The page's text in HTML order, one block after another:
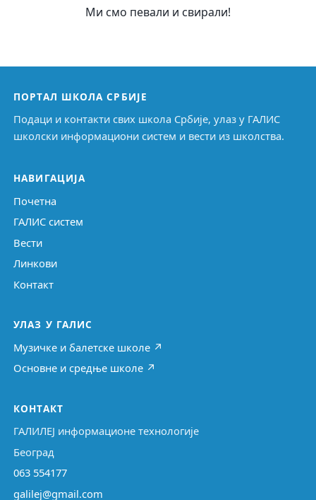
Ми смо певали и свирали!
ПОРТАЛ ШКОЛА СРБИЈЕ
Подаци и контакти свих школа Србије, улаз у ГАЛИС
школски информациони систем и вести из школства.
НАВИГАЦИЈА
Почетна
ГАЛИС систем
Вести
Линкови
Контакт
УЛАЗ У ГАЛИС
Музичке и балетске школе ↗
Основне и средње школе ↗
КОНТАКТ
ГАЛИЛЕЈ информационе технологије
Београд
063 554177
galilej@gmail.com